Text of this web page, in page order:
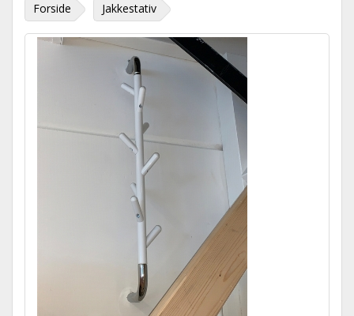
Forside Jakkestativ